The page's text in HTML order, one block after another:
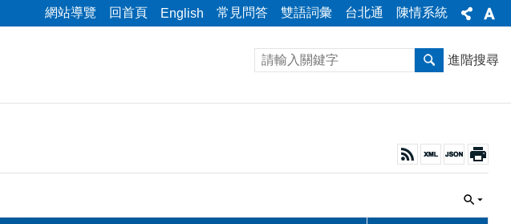
網站導覽 回首頁 English 常見問答 雙語詞彙 台北通 陳情系統
進階搜尋